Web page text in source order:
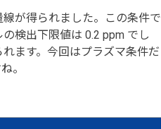
が得られました。この条件で
検出下限値は 0.2 ppm でし
ます。今回はプラズマ条件だ
。